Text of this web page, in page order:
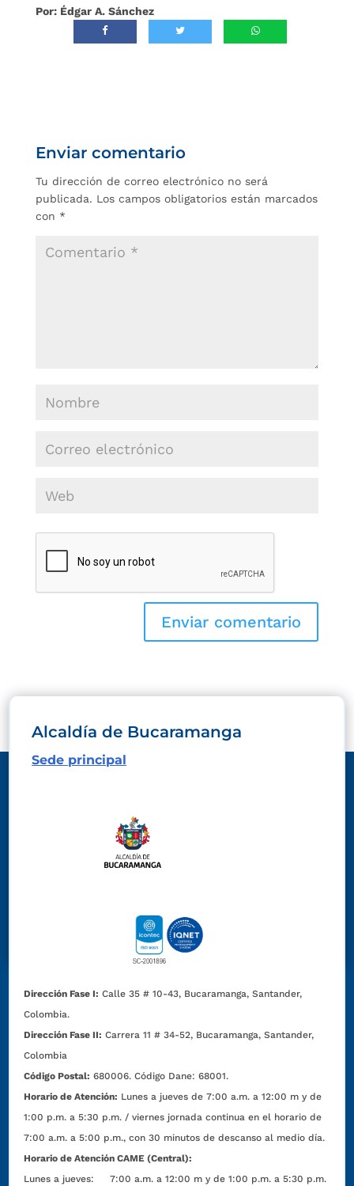
Por: Édgar A. Sánchez
Enviar comentario
Tu dirección de correo electrónico no será
publicada. Los campos obligatorios están marcados
con *
Alcaldía de Bucaramanga
Sede principal
Dirección Fase I: Calle 35 # 10-43, Bucaramanga, Santander,
Colombia.
Dirección Fase II: Carrera 11 # 34-52, Bucaramanga, Santander,
Colombia
Código Postal: 680006. Código Dane: 68001.
Horario de Atención: Lunes a jueves de 7:00 a.m. a 12:00 m y de
1:00 p.m. a 5:30 p.m. / viernes jornada continua en el horario de
7:00 a.m. a 5:00 p.m., con 30 minutos de descanso al medio día.
Horario de Atención CAME (Central):
Lunes a jueves: 7:00 a.m. a 12:00 m y de 1:00 p.m. a 5:30 p.m.